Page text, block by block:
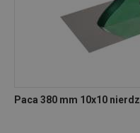
Paca 380 mm 10x10